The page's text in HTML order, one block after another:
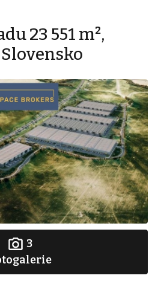
23 551 m²,
3